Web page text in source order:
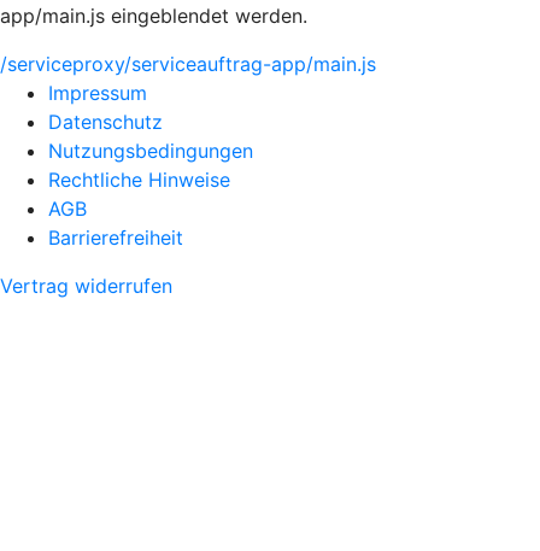
app/main.js eingeblendet werden.
/serviceproxy/serviceauftrag-app/main.js
Impressum
Datenschutz
Nutzungsbedingungen
Rechtliche Hinweise
AGB
Barrierefreiheit
Vertrag widerrufen